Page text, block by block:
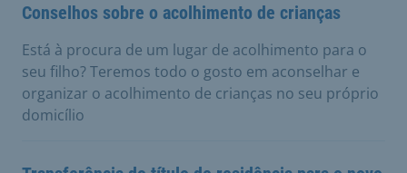
Conselhos sobre o acolhimento de crianças
Está à procura de um lugar de acolhimento para o
seu filho? Teremos todo o gosto em aconselhar e
organizar o acolhimento de crianças no seu próprio
domicílio